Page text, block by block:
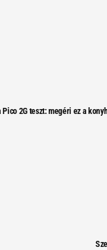
2G teszt: megéri ez a